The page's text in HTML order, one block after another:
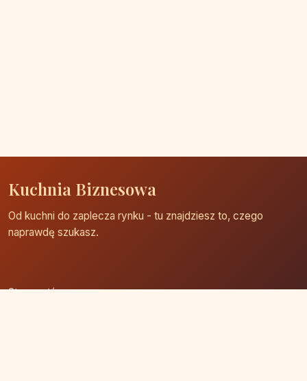
Kuchnia Biznesowa
Od kuchni do zaplecza rynku - tu znajdziesz to, czego
naprawdę szukasz.
Strona główna